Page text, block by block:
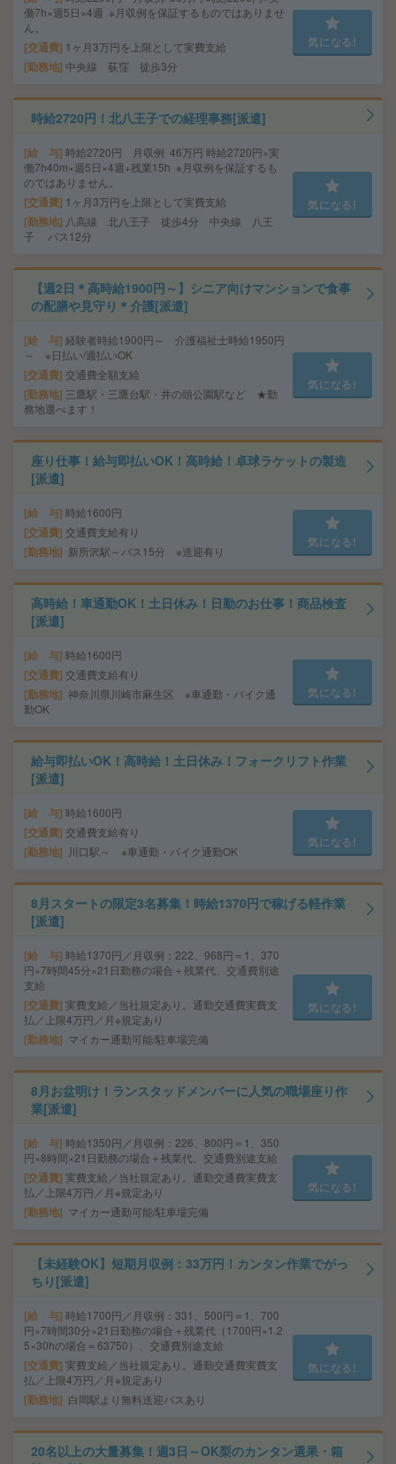
働7h×週5日×4週 ※月収例を保証するものではありませ
ん。
交通費 1ヶ月3万円を上限として実費支給
勤務地 中央線 荻窪 徒歩3分
気になる!
時給2720円！北八王子での経理事務[派遣]
給 与 時給2720円 月収例 46万円 時給2720円×実
働7h40m×週5日×4週+残業15h ※月収例を保証するも
のではありません。
交通費 1ヶ月3万円を上限として実費支給
勤務地 八高線 北八王子 徒歩4分 中央線 八王
子 バス12分
気になる!
【週2日＊高時給1900円～】シニア向けマンションで食事
の配膳や見守り＊介護[派遣]
給 与 経験者時給1900円～ 介護福祉士時給1950円
～ ※日払い/週払いOK
交通費 交通費全額支給
勤務地 三鷹駅・三鷹台駅・井の頭公園駅など ★勤
務地選べます！
気になる!
座り仕事！給与即払いOK！高時給！卓球ラケットの製造
[派遣]
給 与 時給1600円
交通費 交通費支給有り
勤務地 新所沢駅～バス15分 ※送迎有り
気になる!
高時給！車通勤OK！土日休み！日勤のお仕事！商品検査
[派遣]
給 与 時給1600円
交通費 交通費支給有り
勤務地 神奈川県川崎市麻生区 ※車通勤・バイク通
勤OK
気になる!
給与即払いOK！高時給！土日休み！フォークリフト作業
[派遣]
給 与 時給1600円
交通費 交通費支給有り
勤務地 川口駅～ ※車通勤・バイク通勤OK
気になる!
8月スタートの限定3名募集！時給1370円で稼げる軽作業
[派遣]
給 与 時給1370円／月収例：222、968円＝1、370
円×7時間45分×21日勤務の場合＋残業代、交通費別途
支給
交通費 実費支給／当社規定あり。通勤交通費実費支
払／上限4万円／月※規定あり
勤務地 マイカー通勤可能/駐車場完備
気になる!
8月お盆明け！ランスタッドメンバーに人気の職場座り作
業[派遣]
給 与 時給1350円／月収例：226、800円＝1、350
円×8時間×21日勤務の場合＋残業代、交通費別途支給
交通費 実費支給／当社規定あり。通勤交通費実費支
払／上限4万円／月※規定あり
勤務地 マイカー通勤可能/駐車場完備
気になる!
【未経験OK】短期月収例：33万円！カンタン作業でがっ
ちり[派遣]
給 与 時給1700円／月収例：331、500円＝1、700
円×7時間30分×21日勤務の場合＋残業代（1700円×1.2
5×30hの場合＝63750）、交通費別途支給
交通費 実費支給／当社規定あり。通勤交通費実費支
払／上限4万円／月※規定あり
勤務地 白岡駅より無料送迎バスあり
気になる!
20名以上の大量募集！週3日～OK梨のカンタン選果・箱